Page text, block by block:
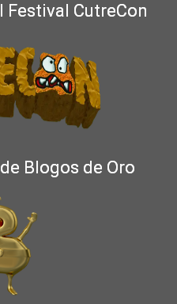
CutreCon
Blogos de Oro